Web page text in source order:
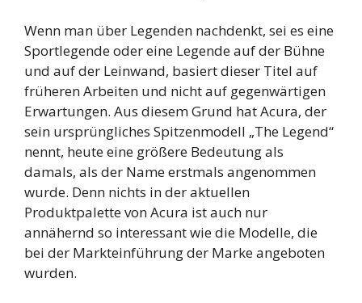
Wenn man über Legenden nachdenkt, sei es eine
Sportlegende oder eine Legende auf der Bühne
und auf der Leinwand, basiert dieser Titel auf
früheren Arbeiten und nicht auf gegenwärtigen
Erwartungen. Aus diesem Grund hat Acura, der
sein ursprüngliches Spitzenmodell „The Legend“
nennt, heute eine größere Bedeutung als
damals, als der Name erstmals angenommen
wurde. Denn nichts in der aktuellen
Produktpalette von Acura ist auch nur
annähernd so interessant wie die Modelle, die
bei der Markteinführung der Marke angeboten
wurden.